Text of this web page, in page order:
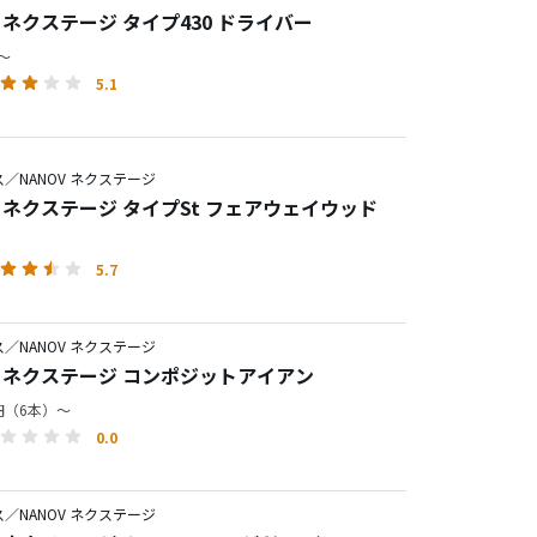
クステージ タイプ430 ドライバー
5.1
NANOV ネクステージ
クステージ タイプSt フェアウェイウッド
5.7
NANOV ネクステージ
クステージ コンポジットアイアン
6本）～
0.0
NANOV ネクステージ